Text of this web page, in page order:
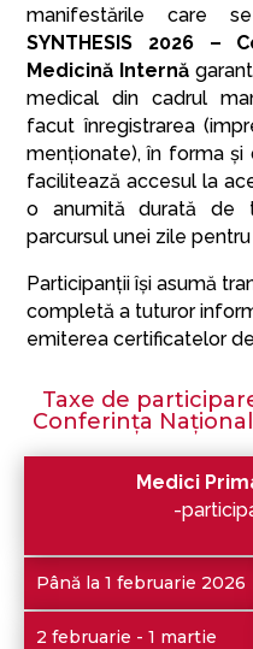
manifestările care
SYNTHESIS 2026 –
Medicină Internă
medical din cadrul
facut înregistrarea
menționate), în forma şi
facilitează accesul la
o anumită durată
parcursul unei zile
Participanții îşi asumă
completă a tuturor
emiterea certificatelor
Taxe de
Conferința
Până la 1 februarie 2026
2 februarie - 1 martie
Medici
-